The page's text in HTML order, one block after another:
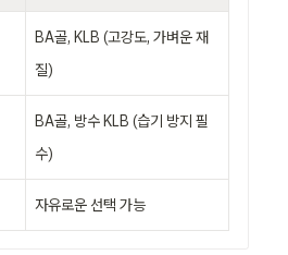
BA골, KLB (고강도, 가벼운 재
질)
BA골, 방수 KLB (습기 방지 필
수)
자유로운 선택 가능